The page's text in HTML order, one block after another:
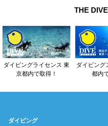
THE
ダイビングライセンス 東
京都内で取得！
ダイビング
都内
ダイビング